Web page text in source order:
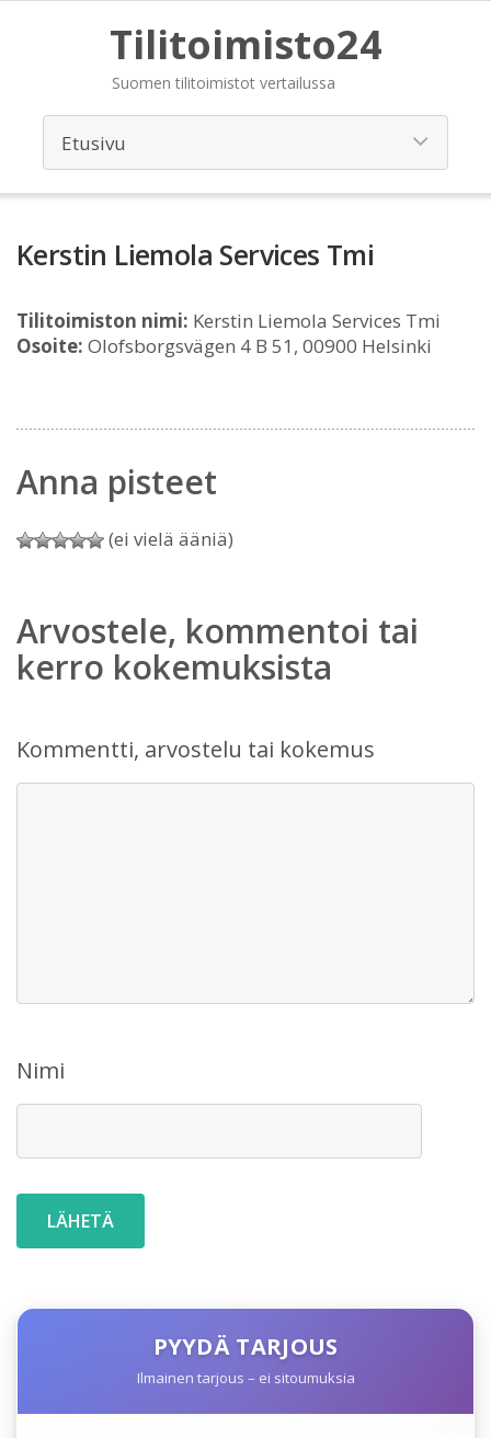
Tilitoimisto24
Suomen tilitoimistot vertailussa
Kerstin Liemola Services Tmi
Tilitoimiston nimi: Kerstin Liemola Services Tmi
Osoite: Olofsborgsvägen 4 B 51, 00900 Helsinki
Anna pisteet
(ei vielä ääniä)
Arvostele, kommentoi tai
kerro kokemuksista
Kommentti, arvostelu tai kokemus
Nimi
PYYDÄ TARJOUS
Ilmainen tarjous – ei sitoumuksia